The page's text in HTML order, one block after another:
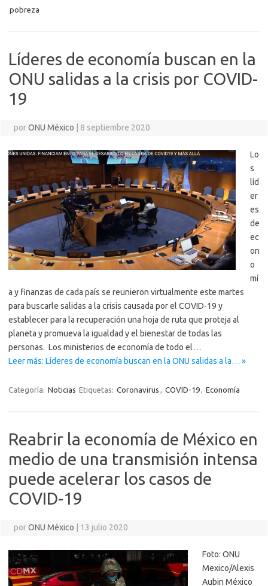
pobreza
Líderes de economía buscan en la
ONU salidas a la crisis por COVID-
19
porONU México 8 septiembre 2020
Lo
s
líd
er
es
de
ec
on
o
mí
a y finanzas de cada país se reunieron virtualmente este martes
para buscarle salidas a la crisis causada por el COVID-19 y
establecer para la recuperación una hoja de ruta que proteja al
planeta y promueva la igualdad y el bienestar de todas las
personas. Los ministerios de economía de todo el…
Leer más: Líderes de economía buscan en la ONU salidas a la… »
Categoría: Noticias Etiquetas: Coronavirus , COVID-19, Economía
Reabrir la economía de México en
medio de una transmisión intensa
puede acelerar los casos de
COVID-19
porONU México 13 julio 2020
Foto: ONU
Mexico/Alexis
Aubin México